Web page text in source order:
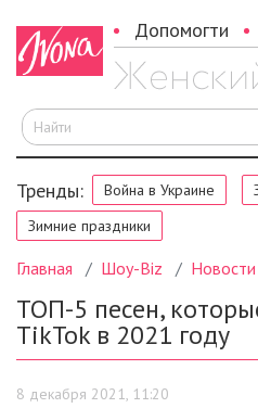
Допомогти
Тренды: Война в Украине
Зимние праздники
Главная Шоу-Biz Новости
ТОП-5 песен,
TikTok в 2021 году
8 декабря 2021, 11:20